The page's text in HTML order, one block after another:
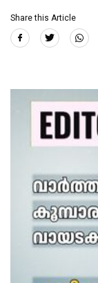
Share this Article